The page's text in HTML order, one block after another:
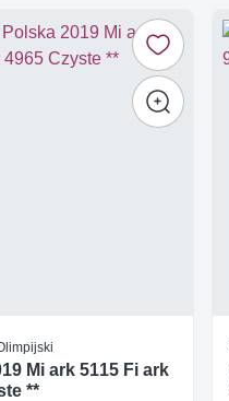
Mi ark 5115 Fi ark
**